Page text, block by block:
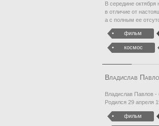
В середине
в отличие от
а с полным ее
фильм
космос
Владислав
Владислав Павлов
Родился 29 апреля
фильм